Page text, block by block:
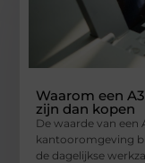
Waarom een
zijn dan kopen
De waarde van
kantooromgeving
de dagelijkse